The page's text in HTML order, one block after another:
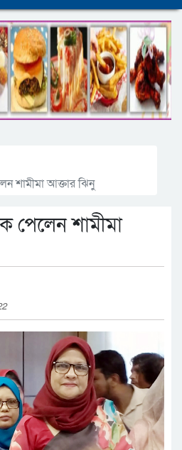
শামীমা আক্তার ঝিনু
পেলেন শামীমা